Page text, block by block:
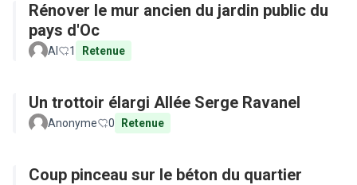
Rénover le mur ancien du jardin public du
pays d'Oc
Al 1 Retenue
Un trottoir élargi Allée Serge Ravanel
Anonyme 0 Retenue
Coup pinceau sur le béton du quartier